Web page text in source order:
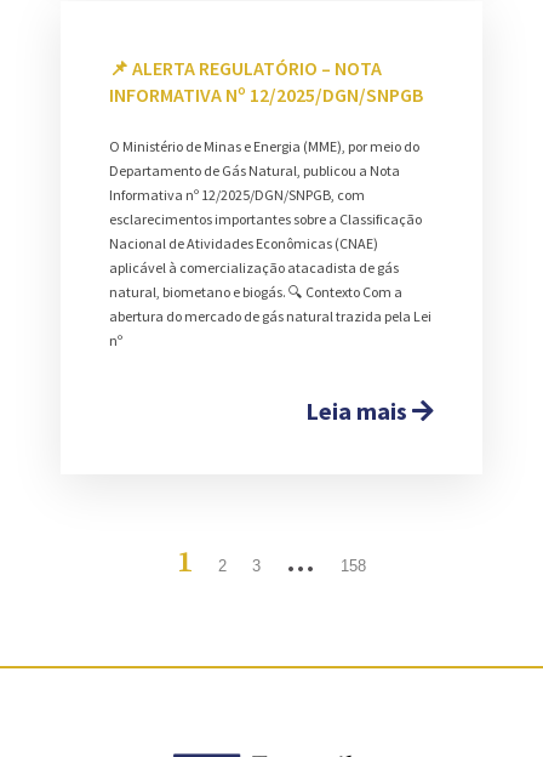
📌 ALERTA REGULATÓRIO – NOTA
INFORMATIVA Nº 12/2025/DGN/SNPGB
O Ministério de Minas e Energia (MME), por meio do
Departamento de Gás Natural, publicou a Nota
Informativa nº 12/2025/DGN/SNPGB, com
esclarecimentos importantes sobre a Classificação
Nacional de Atividades Econômicas (CNAE)
aplicável à comercialização atacadista de gás
natural, biometano e biogás. 🔍 Contexto Com a
abertura do mercado de gás natural trazida pela Lei
nº
Leia mais
1 2 3 … 158